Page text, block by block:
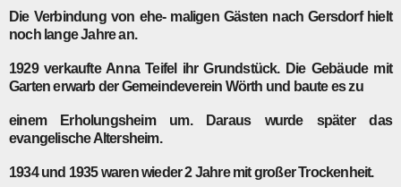
Die Verbindung von ehe- maligen Gästen nach Gersdorf hielt
noch lange Jahre an.
1929verkaufte Anna Teifel ihr Grundstück. Die Gebäude mit
Garten erwarb der Gemeindeverein Wörth und baute es zu
einem Erholungsheim um. Daraus wurde später das
evangelische Altersheim.
1934und 1935waren wieder 2 Jahre mit großer Trockenheit.